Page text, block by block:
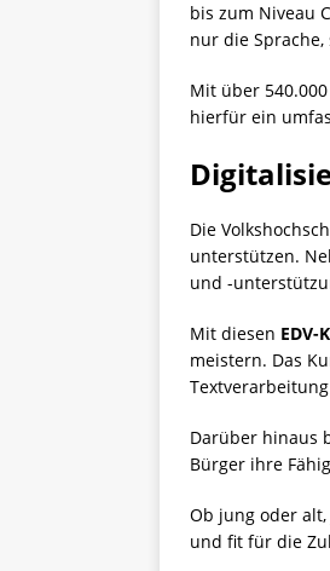
bis zum Niveau
nur die
Mit über
hierfür ein
Die
unterstützen.
und -
Mit diesen EDV-
meistern. Das
Darüber hinaus
Bürger ihre
Ob jung oder
und fit für die